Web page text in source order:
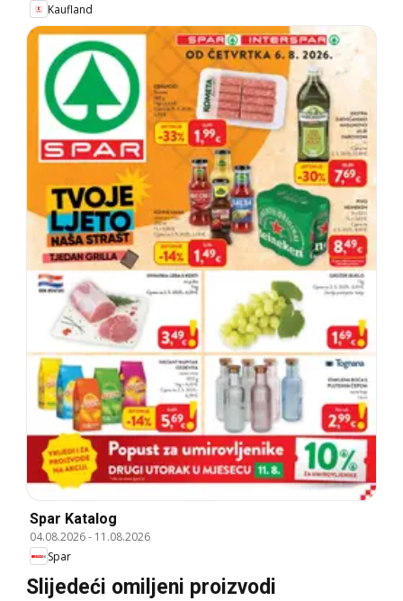
Kaufland
Spar Katalog
04.08.2026- 11.08.2026
Spar
Slijedeći omiljeni proizvodi